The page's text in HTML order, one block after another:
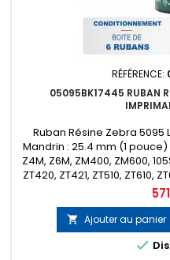
RÉFÉRENCE:
05095BK17445 RUBAN
Ruban Résine Zebra 5095
Mandrin : 25.4 mm (1
Z4M, Z6M, ZM400, ZM600,
ZT420, ZT421, ZT510, ZT610,
170 Pax4, 110Xi4, 140Xi4,
Conditionnement :
Prix
 Ajouter au panier
